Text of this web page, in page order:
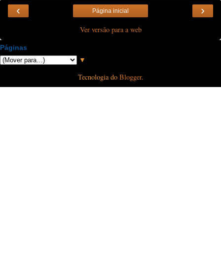
‹ ›
Página inicial
Ver versão para a web
Páginas
▼
Tecnologia do Blogger.